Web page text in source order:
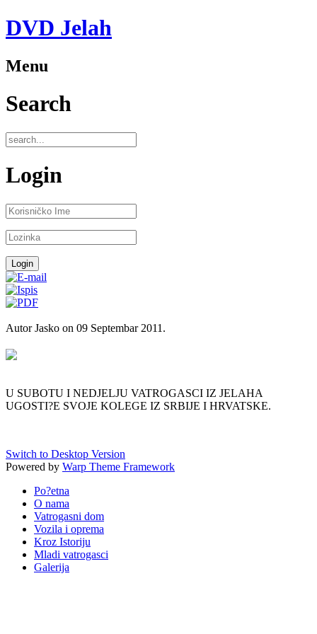
DVD Jelah
Menu
Search
Login
Autor Jasko on 09 Septembar 2011 .
U SUBOTU I NEDJELJU VATROGASCI IZ JELAHA
UGOSTI?E SVOJE KOLEGE IZ SRBIJE I HRVATSKE.
Switch to Desktop Version
Powered by Warp Theme Framework
Po?etna
O nama
Vatrogasni dom
Vozila i oprema
Kroz Istoriju
Mladi vatrogasci
Galerija